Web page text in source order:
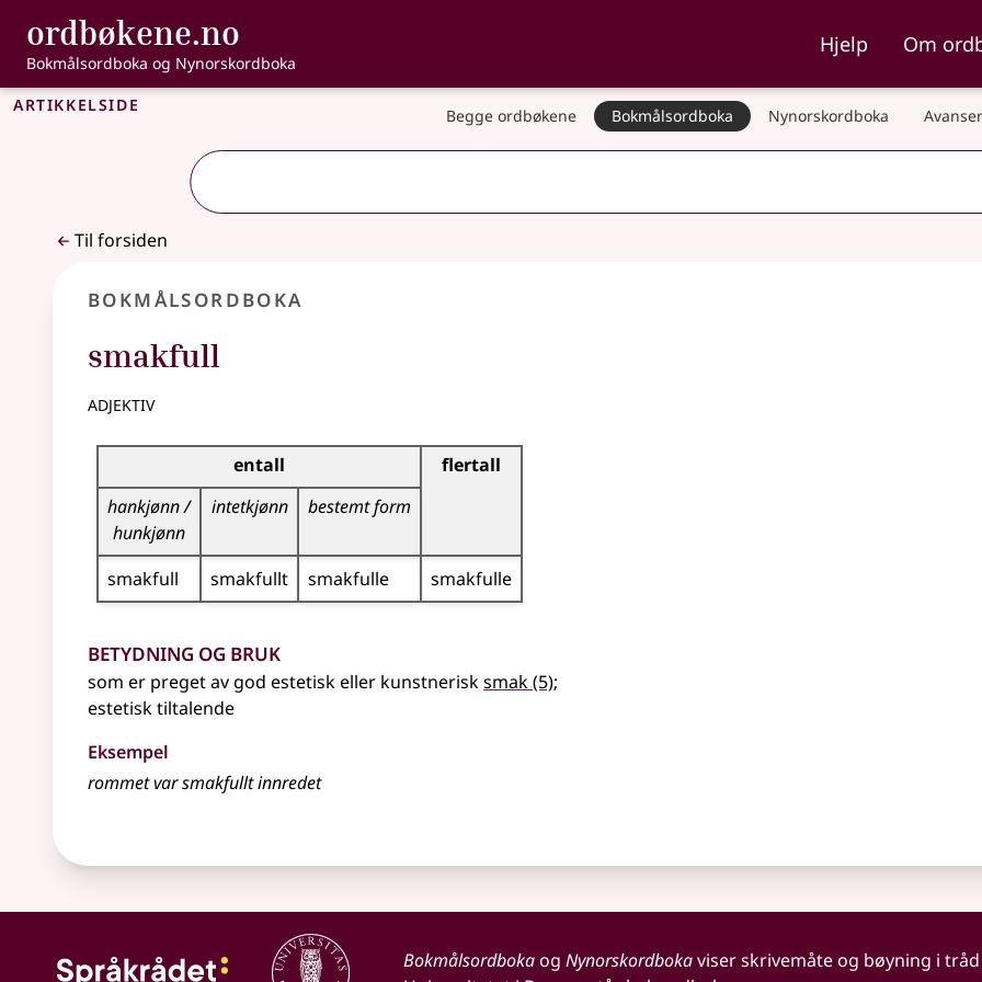
Gå til hovedinnhold
Tilgjengelighet
ordbøkene.no , Bokmålsordboka og Nynorskordboka
Bokmålsordboka og Nynorskordboka
Hjelp Om
Artikkelside Begge ordbøkene Bokmålsordboka Nynorskordboka
Til forsiden
Bokmålsordboka
smakfull
adjektiv
Bøyingstabell for dette adjektivet
entall
flertall
hankjønn /
hunkjønn
intetkjønn bestemt form
smakfull smakfullt smakfulle smakfulle
Betydning og bruk
som er preget av god estetisk eller kunstnerisksmak(5);
estetisk tiltalende
Eksempel
rommet varsmakfulltinnredet
Bokmålsordbokaog Nynorskordbokaviser skrivemåte og bøyning i